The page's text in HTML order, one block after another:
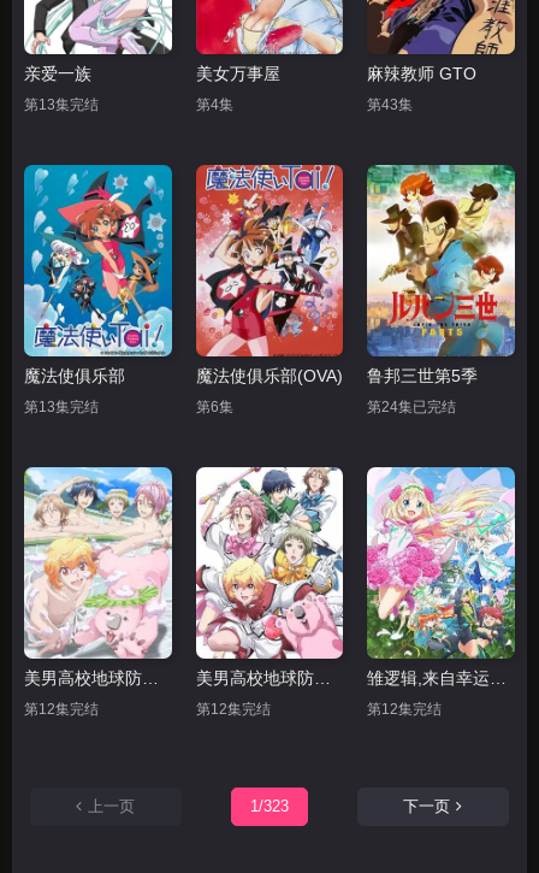
亲爱一族
第13集完结
美女万事屋
第4集
麻辣教师 GTO
第43集
魔法使俱乐部
第13集完结
魔法使俱乐部(OVA)
第6集
鲁邦三世第5季
第24集已完结
美男高校地球防卫部LOVE 第二季
第12集完结
美男高校地球防卫部LOVE
第12集完结
雏逻辑,来自幸运逻辑
第12集完结
上一页 1/323 下一页